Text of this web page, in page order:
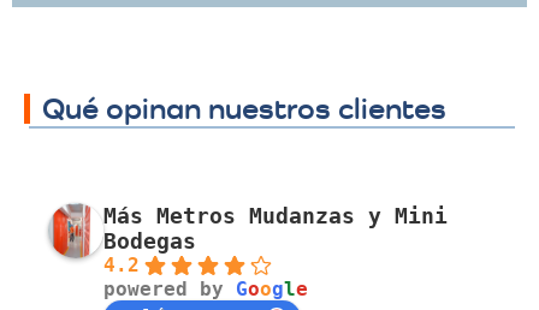
Qué opinan nuestros clientes
Más Metros Mudanzas y Mini
Bodegas
4.2
powered by Google